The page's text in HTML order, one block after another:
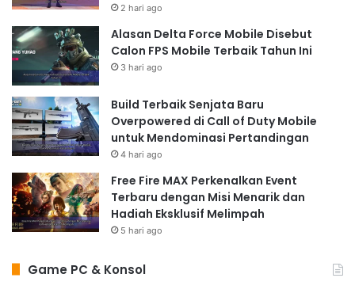
2 hari ago
Alasan Delta Force Mobile Disebut
Calon FPS Mobile Terbaik Tahun Ini
3 hari ago
Build Terbaik Senjata Baru
Overpowered di Call of Duty Mobile
untuk Mendominasi Pertandingan
4 hari ago
Free Fire MAX Perkenalkan Event
Terbaru dengan Misi Menarik dan
Hadiah Eksklusif Melimpah
5 hari ago
Game PC & Konsol